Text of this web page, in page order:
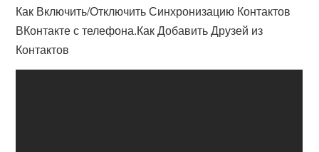
Как Включить/Отключить Синхронизацию Контактов
ВКонтакте с телефона.Как Добавить Друзей из
Контактов